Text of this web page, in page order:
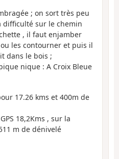
; on sort très peu
difficulté sur le chemin
, il faut enjamber
les contourner et puis il
dans le bois ;
nique : A Croix Bleue
17.26 kms et 400m de
18,2Kms , sur la
m de dénivelé